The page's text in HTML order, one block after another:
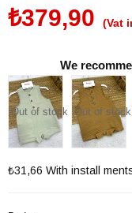
₺379,90 (Vat
We
Out of stock Out of stock
₺31,66 With install